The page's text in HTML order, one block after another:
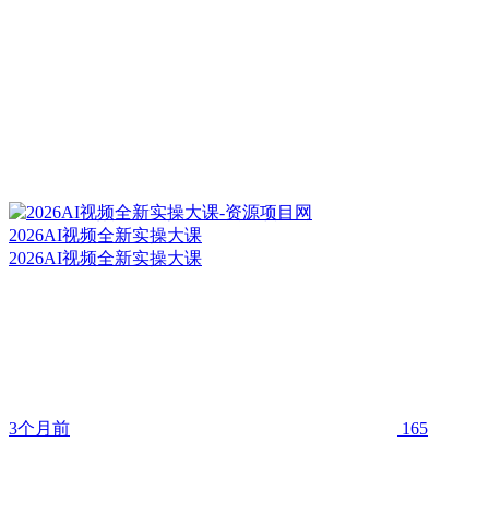
2026AI视频全新实操大课
2026AI视频全新实操大课
3个月前 165